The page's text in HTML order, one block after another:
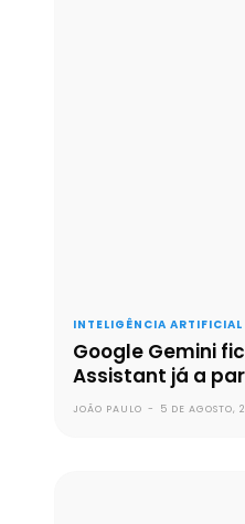
INTELIGÊNCIA
Google Gemini
Assistant já a
JOÃO PAULO - 5 DE AGOSTO,